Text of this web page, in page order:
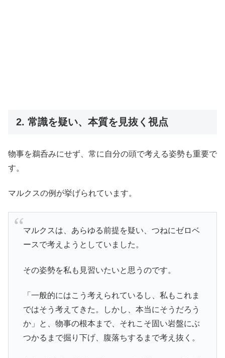
2. 常識を疑い、本質を見抜く視点
物事を鵜呑みにせず、常に自分の頭で考える姿勢も重要で
す。
マルクスの例が挙げられています。
マルクスは、あらゆる前提を疑い、つねにゼロベ
ースで考えようとしていました。
その姿勢を私も見習いたいと思うのです。
「一般的にはこう考えられているし、私もこれま
ではそう考えてきた。しかし、本当にそうだろう
か」と、物事の根本まで、それこそ固い岩盤にぶ
つかるまで掘り下げ、腹落ちするまで考え抜く。